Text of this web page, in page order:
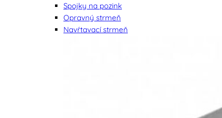
Spojky na pozink
Opravný strmeň
Navŕtavací strmeň